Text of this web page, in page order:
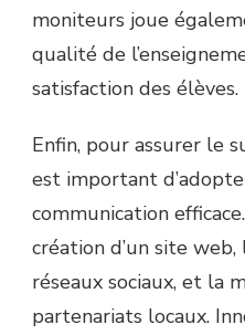
moniteurs joue
qualité de
satisfaction des élèves.
Enfin, pour assurer le
est important
communication
création d’un site
réseaux sociaux, et la
partenariats locaux.